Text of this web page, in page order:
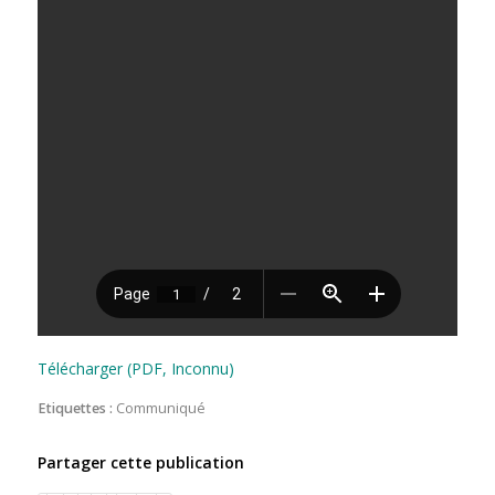
Télécharger (PDF, Inconnu)
Etiquettes : Communiqué
Partager cette publication